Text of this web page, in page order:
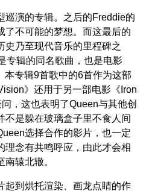
巡演的专辑。之后的Freddie的
了不可能的梦想。而这最后的
史乃至现代音乐的里程碑之
专辑的同名歌曲，也是电影
本专辑9首歌中的6首作为这部
》还用于另一部电影《Iron
，这也表明了Queen与其他创
不是躲在玻璃盒子里不食人间
选择合作的影片，也一定
理念有共鸣呼应，由此才会相
辕北辙。
起到烘托渲染、画龙点睛的作